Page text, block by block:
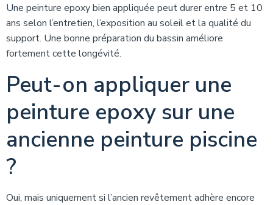
Une peinture epoxy bien appliquée peut durer entre 5 et 10
ans selon l’entretien, l’exposition au soleil et la qualité du
support. Une bonne préparation du bassin améliore
fortement cette longévité.
Peut-on appliquer une
peinture epoxy sur une
ancienne peinture piscine
?
Oui, mais uniquement si l’ancien revêtement adhère encore